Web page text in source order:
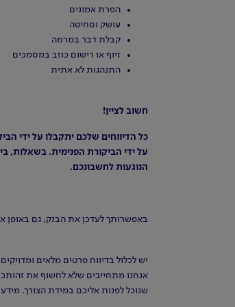
הפרת אמונים
עושק וסחיטה
קבלת דבר במרמה
זיוף או רישום כוזב במסמכים
התנהגות לא אתית
חשוב לציין!
כל הדיווחים שלכם יתקבלו על ידי
על ידי הביקורת הפנימית. בשאלות,
הנוגעות לחשבונכם.
באפשרותך לעדכן את הבנק, גם באופן
יש לכלול בדיווח פרטים מלאים
אנחנו מתחייבים שלא לחשוף את
שנוכל לפנות אליכם במידת הצורך.